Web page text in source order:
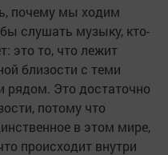
почему мы ходим
слушать музыку, кто-
это то, что лежит
близости с теми
рядом. Это достаточно
потому что
в этом мире,
происходит внутри